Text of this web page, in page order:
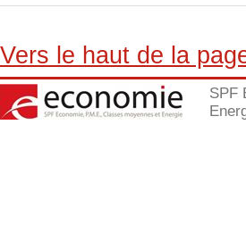
Vers le haut de la
SPF